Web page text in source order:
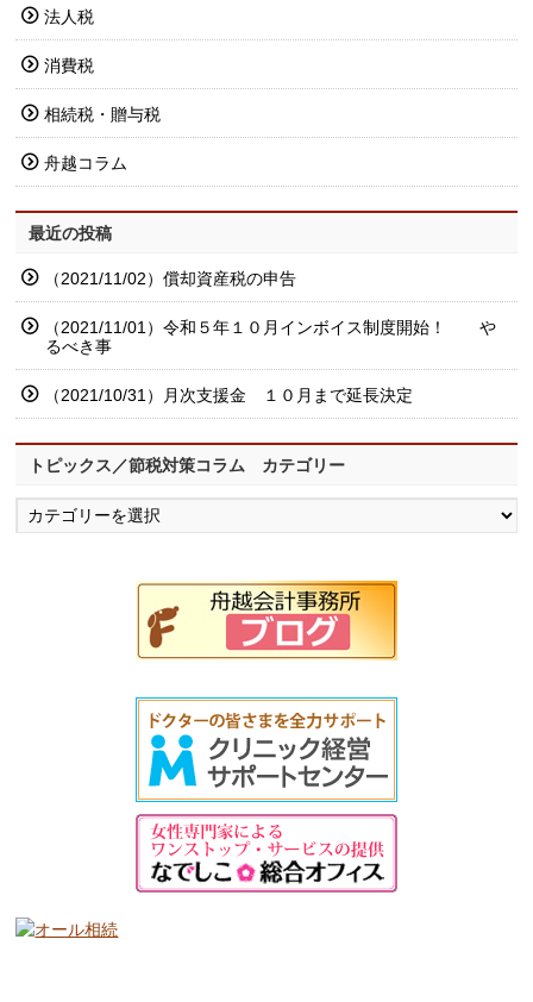
法人税
消費税
相続税・贈与税
舟越コラム
最近の投稿
（2021/11/02）償却資産税の申告
（2021/11/01）令和５年１０月インボイス制度開始！ や
るべき事
（2021/10/31）月次支援金 １０月まで延長決定
トピックス／節税対策コラム カテゴリー
ト
ピ
ー